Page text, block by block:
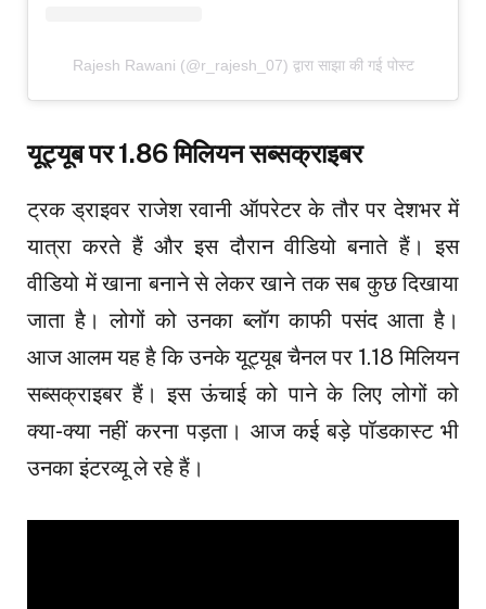
Rajesh Rawani (@r_rajesh_07) द्वारा साझा की गई पोस्ट
यूट्यूब पर 1.86 मिलियन सब्सक्राइबर
ट्रक ड्राइवर राजेश रवानी ऑपरेटर के तौर पर देशभर में
यात्रा करते हैं और इस दौरान वीडियो बनाते हैं। इस
वीडियो में खाना बनाने से लेकर खाने तक सब कुछ दिखाया
जाता है। लोगों को उनका ब्लॉग काफी पसंद आता है।
आज आलम यह है कि उनके यूट्यूब चैनल पर 1.18 मिलियन
सब्सक्राइबर हैं। इस ऊंचाई को पाने के लिए लोगों को
क्या-क्या नहीं करना पड़ता। आज कई बड़े पॉडकास्ट भी
उनका इंटरव्यू ले रहे हैं।